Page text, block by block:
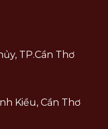
TP.Cần Thơ
Kiều, Cần Thơ